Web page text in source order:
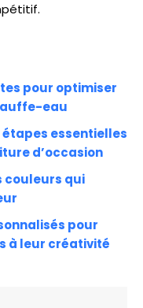
pour optimiser
eau
étapes essentielles
d’occasion
couleurs qui
pour
à leur créativité